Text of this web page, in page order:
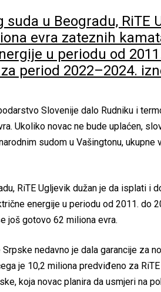
u Beogradu, RiTE
evra zateznih
u periodu od
period 2022–2024.
Slovenije dalo Rudniku i
Ukoliko novac ne bude uplaćen,
sudom u Vašingtonu,
RiTE Ugljevik dužan je da isplati i
energije u periodu od 2011. do
još gotovo 62 miliona evra.
nedavno je dala garancije za
je 10,2 miliona predviđeno za
koja novac planira da usmjeri na